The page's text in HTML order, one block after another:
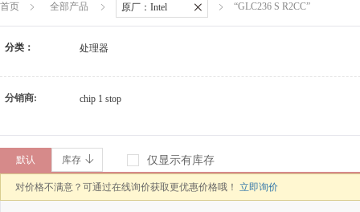
首页 全部产品 原厂： Intel “GLC236 S R2CC”
分类： 处理器
分销商: chip 1 stop
默认 库存 仅显示有库存
对价格不满意？可通过在线询价获取更优惠价格哦！ 立即询价